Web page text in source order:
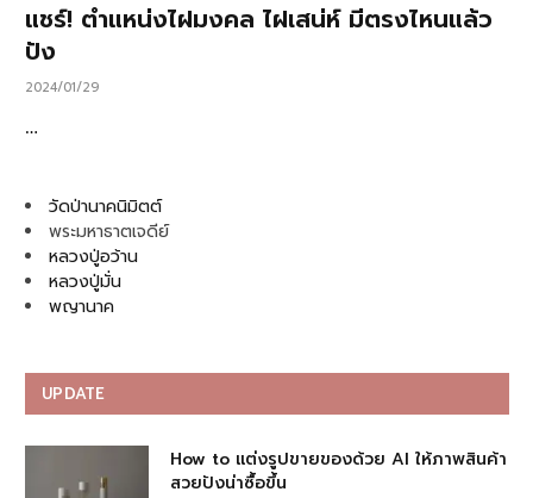
แชร์! ตำแหน่งไฝมงคล ไฝเสน่ห์ มีตรงไหนแล้ว
ปัง
2024/01/29
…
วัดป่านาคนิมิตต์
พระมหาธาตเจดีย์
หลวงปู่อว้าน
หลวงปู่มั่น
พญานาค
UPDATE
How to แต่งรูปขายของด้วย AI ให้ภาพสินค้า
สวยปังน่าซื้อขึ้น